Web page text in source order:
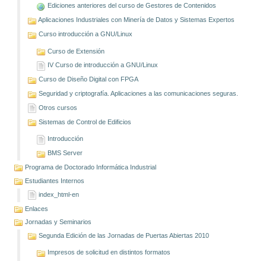
Ediciones anteriores del curso de Gestores de Contenidos
Aplicaciones Industriales con Minería de Datos y Sistemas Expertos
Curso introducción a GNU/Linux
Curso de Extensión
IV Curso de introducción a GNU/Linux
Curso de Diseño Digital con FPGA
Seguridad y criptografía. Aplicaciones a las comunicaciones seguras.
Otros cursos
Sistemas de Control de Edificios
Introducción
BMS Server
Programa de Doctorado Informática Industrial
Estudiantes Internos
index_html-en
Enlaces
Jornadas y Seminarios
Segunda Edición de las Jornadas de Puertas Abiertas 2010
Impresos de solicitud en distintos formatos